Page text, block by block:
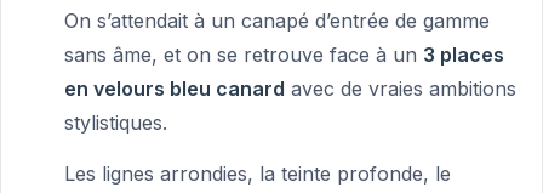
On s’attendait à un canapé d’entrée de gamme
sans âme, et on se retrouve face à un 3 places
en velours bleu canard avec de vraies ambitions
stylistiques.
Les lignes arrondies, la teinte profonde, le